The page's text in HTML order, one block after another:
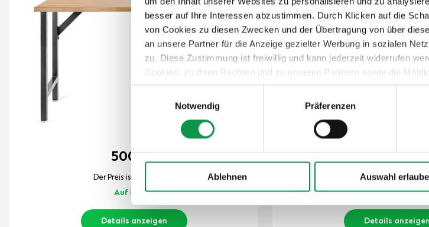
besser auf Ihre Interessen abzustimmen. Durch Klicken auf die
von Cookies zu diesen Zwecken und der Übertragung von über
an unsere Partner für die Anzeige gezielter Werbung in sozialen
zu. Diese Zustimmung ist freiwillig und kann jederzeit widerrufen
Cookies, zu Ihren Rechten und zu unseren Partnern sowie die
teilweise zuzustimmen, finden Sie unter dem Link „Detaillierte
Notwendig
Präferenzen
Ablehnen Auswahl
500,-€
Der Preis ist inkl. MwSt.
Auf Lager
Details anzeigen
750,-€
Der Preis ist inkl.
Auf Lager
Details anzeigen